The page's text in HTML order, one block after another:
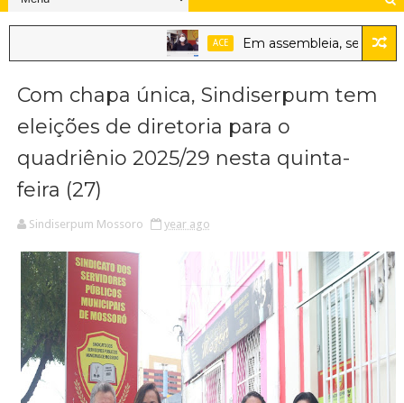
ACE Em assembleia, servidores
Com chapa única, Sindiserpum tem
eleições de diretoria para o
quadriênio 2025/29 nesta quinta-
feira (27)
Sindiserpum Mossoro year ago